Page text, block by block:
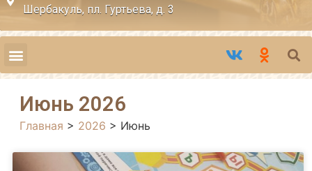
Шербакуль, пл. Гуртьева, д. 3
Июнь 2026
Главная > 2026 > Июнь